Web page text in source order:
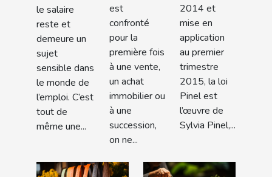
en 2019?
le salaire
reste et
demeure un
sujet
sensible dans
le monde de
l’emploi. C’est
tout de
même une...
d’un bon
notaire ?
est
confronté
pour la
première fois
à une vente,
un achat
immobilier ou
à une
succession,
on ne...
2014 et
mise en
application
au premier
trimestre
2015, la loi
Pinel est
l’œuvre de
Sylvia Pinel,...